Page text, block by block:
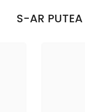
S-AR